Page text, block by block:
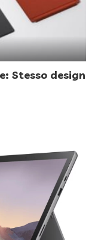
Stesso design